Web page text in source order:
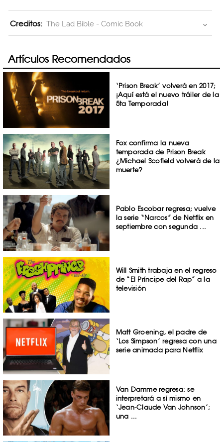
Creditos: The Lad Bible - Comic Book
Artículos Recomendados
‘Prison Break’ volverá en 2017;
¡Aquí está el nuevo tráiler de la
5ta Temporada!
Fox confirma la nueva
temporada de Prison Break
¿Michael Scofield volverá de la
muerte?
Pablo Escobar regresa; vuelve
la serie “Narcos” de Netflix en
septiembre con segunda ...
Will Smith trabaja en el regreso
de “El Príncipe del Rap” a la
televisión
Matt Groening, el padre de
‘Los Simpson’ regresa con una
serie animada para Netflix
Van Damme regresa: se
interpretará a sí mismo en
‘Jean-Claude Van Johnson’;
una ...